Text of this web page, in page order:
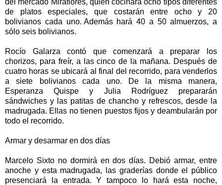
del mercado Miraflores, quien cocinará ocho tipos diferentes
de platos especiales, que costarán entre ocho y 20
bolivianos cada uno. Además hará 40 a 50 almuerzos, a
sólo seis bolivianos.
Rocío Galarza contó que comenzará a preparar los
chorizos, para freír, a las cinco de la mañana. Después de
cuatro horas se ubicará al final del recorrido, para venderlos
a siete bolivianos cada uno. De la misma manera,
Esperanza Quispe y Julia Rodríguez prepararán
sándwiches y las patitas de chancho y refrescos, desde la
madrugada. Ellas no tienen puestos fijos y deambularán por
todo el recorrido.
Armar y desarmar en dos días
Marcelo Sixto no dormirá en dos días. Debió armar, entre
anoche y esta madrugada, las graderías donde el público
presenciará la entrada. Y tampoco lo hará esta noche,